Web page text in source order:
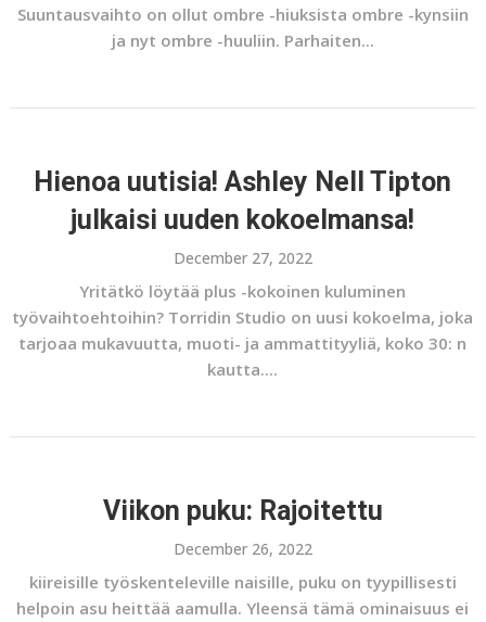
Suuntausvaihto on ollut ombre -hiuksista ombre -kynsiin
ja nyt ombre -huuliin. Parhaiten...
Hienoa uutisia! Ashley Nell Tipton
julkaisi uuden kokoelmansa!
December 27, 2022
Yritätkö löytää plus -kokoinen kuluminen
työvaihtoehtoihin? Torridin Studio on uusi kokoelma, joka
tarjoaa mukavuutta, muoti- ja ammattityyliä, koko 30: n
kautta....
Viikon puku: Rajoitettu
December 26, 2022
kiireisille työskenteleville naisille, puku on tyypillisesti
helpoin asu heittää aamulla. Yleensä tämä ominaisuus ei